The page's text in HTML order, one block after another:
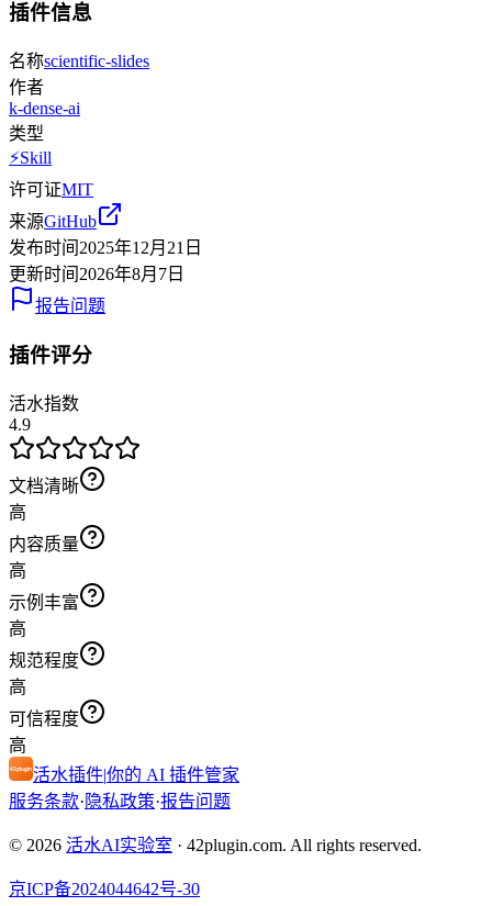
插件信息
名称scientific-slides
作者
k-dense-ai
类型
⚡Skill
许可证MIT
来源GitHub
发布时间 2025年12月21日
更新时间 2026年8月7日
报告问题
插件评分
活水指数
4.9
文档清晰
高
内容质量
高
示例丰富
高
规范程度
高
可信程度
高
活水插件|你的 AI 插件管家
服务条款· 隐私政策·报告问题
© 2026 活水AI实验室 · 42plugin.com. All rights reserved.
京ICP备2024044642号-30